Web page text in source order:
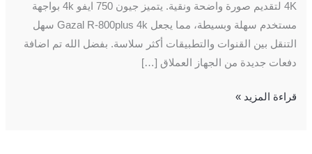
4K لتقديم صورة واضحة ونقية. يتميز جيون 750 ايفو 4k بواجهة
مستخدم سهلة وبسيطة، مما يجعل Gazal R-800plus 4k سهل
التنقل بين القنوات والتطبيقات أكثر سلاسة. بفضل الله️ تم اضافة
دفعات جديدة من الجهاز العملاق […]
قراءة المزيد »